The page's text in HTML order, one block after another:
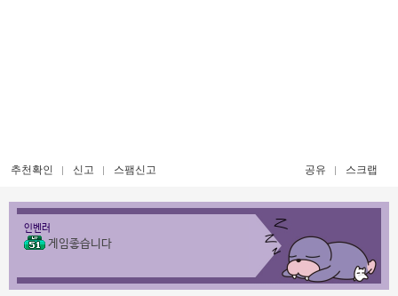
추천확인 신고 스팸신고 공유 스크랩
인벤러
게임좋습니다